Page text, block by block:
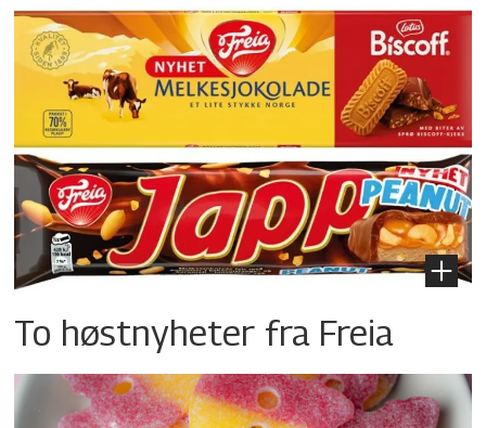
To høstnyheter fra Freia